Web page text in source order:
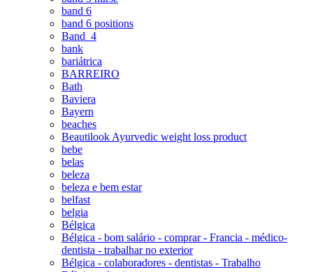
band 6
band 6 positions
Band_4
bank
bariátrica
BARREIRO
Bath
Baviera
Bayern
beaches
Beautilook Ayurvedic weight loss product
bebe
belas
beleza
beleza e bem estar
belfast
belgia
Bélgica
Bélgica - bom salário - comprar - Francia - médico-
dentista - trabalhar no exterior
Bélgica - colaboradores - dentistas - Trabalho